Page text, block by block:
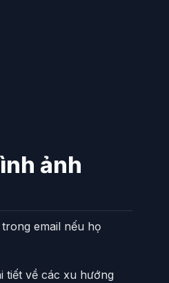
ảnh
email nếu họ
tiết về các xu hướng